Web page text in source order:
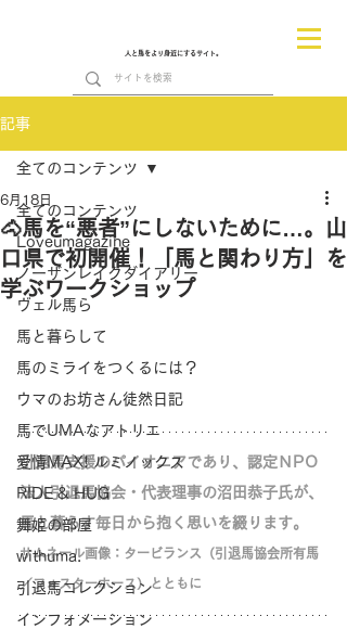
人と馬をより身近にするサイト。
記事
全てのコンテンツ
Loveumagazine
ノーザンレイクダイアリー
ヴェル馬ら
馬と暮らして
馬のミライをつくるには？
ウマのお坊さん徒然日記
馬でUMAなアトリエ
愛情MAX! ルミノックス
RIDE & HUG
舞姫の部屋
withuma.
引退馬コレクション
インフォメーション
全てのコンテンツ
🐴馬を“悪者”にしないために…。山
口県で初開催！「馬と関わり方」を
学ぶワークショップ
6月18日
引退馬支援のパイオニアであり、認定ＮPＯ
法人引退馬協会・代表理事の沼田恭子氏が、
馬と暮らす毎日から抱く思いを綴ります。
サムネール画像：タービランス（引退馬協会所有馬
／フォスターホース）とともに